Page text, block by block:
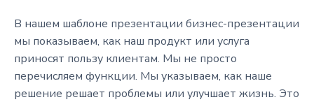
В нашем шаблоне презентации бизнес-презентации
мы показываем, как наш продукт или услуга
приносят пользу клиентам. Мы не просто
перечисляем функции. Мы указываем, как наше
решение решает проблемы или улучшает жизнь. Это